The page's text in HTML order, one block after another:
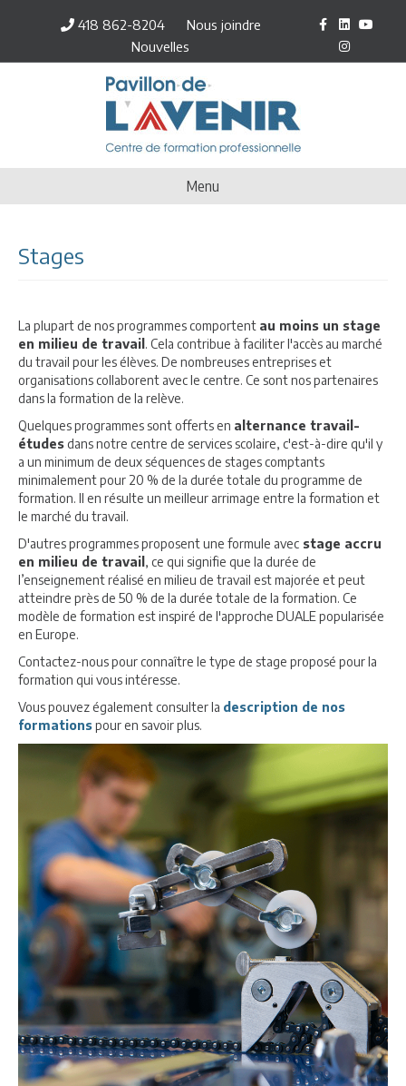
418 862-8204
Nous joindre
Nouvelles
Facebook
LinkedinYoutube
Menu
Stages
La plupart de nos programmes comportent au moins un stage
en milieu de travail . Cela contribue à faciliter l'accès au marché
du travail pour les élèves. De nombreuses entreprises et
organisations collaborent avec le centre. Ce sont nos partenaires
dans la formation de la relève.
Quelques programmes sont offerts en alternance travail-
étudesdans notre centre de services scolaire, c'est-à-dire qu'il y
a un minimum de deux séquences de stages comptants
minimalement pour 20 % de la durée totale du programme de
formation. Il en résulte un meilleur arrimage entre la formation et
le marché du travail.
D'autres programmes proposent une formule avec stage accru
en milieu de travail , ce qui signifie que la durée de
l’enseignement réalisé en milieu de travail est majorée et peut
atteindre près de 50 % de la durée totale de la formation. Ce
modèle de formation est inspiré de l'approche DUALE popularisée
en Europe.
Contactez-nous pour connaître le type de stage proposé pour la
formation qui vous intéresse.
Vous pouvez également consulter la description de nos
formationspour en savoir plus.